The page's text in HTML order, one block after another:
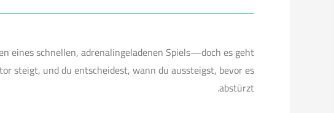
eines schnellen, adrenalingeladenen Spiels—doch es geht
steigt, und du entscheidest, wann du aussteigst, bevor es
abstürzt.